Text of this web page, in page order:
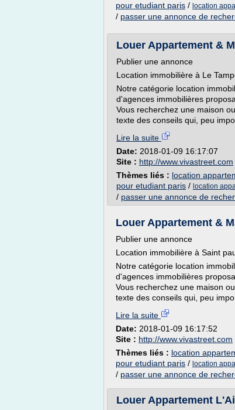
pour etudiant paris / location
/ passer une annonce de
Louer Appartement &
Publier une annonce
Location immobilière à Le
Notre catégorie location
d'agences immobilières
Vous recherchez une maison
texte des conseils qui, peu
Lire la suite
Date: 2018-01-09 16:17:07
Site : http://www.vivastreet.com
Thèmes liés : location
pour etudiant paris / location
/ passer une annonce de
Louer Appartement &
Publier une annonce
Location immobilière à Saint
Notre catégorie location
d'agences immobilières
Vous recherchez une maison
texte des conseils qui, peu
Lire la suite
Date: 2018-01-09 16:17:52
Site : http://www.vivastreet.com
Thèmes liés : location
pour etudiant paris / location
/ passer une annonce de
Louer Appartement